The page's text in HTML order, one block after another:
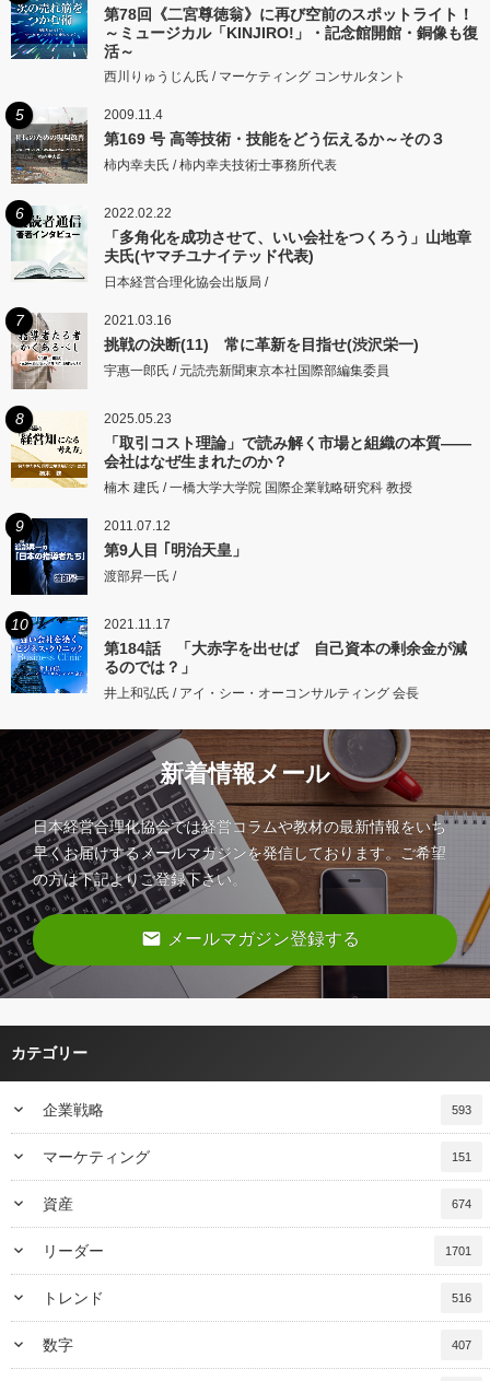
第78回《二宮尊徳翁》に再び空前のスポットライト！
～ミュージカル「KINJIRO!」・記念館開館・銅像も復
活～
西川りゅうじん氏 / マーケティング コンサルタント
5 2009.11.4
第169 号 高等技術・技能をどう伝えるか～その３
柿内幸夫氏 / 柿内幸夫技術士事務所代表
6 2022.02.22
「多角化を成功させて、いい会社をつくろう」山地章
夫氏(ヤマチユナイテッド代表)
日本経営合理化協会出版局 /
7 2021.03.16
挑戦の決断(11) 常に革新を目指せ(渋沢栄一)
宇惠一郎氏 / 元読売新聞東京本社国際部編集委員
8 2025.05.23
「取引コスト理論」で読み解く市場と組織の本質――
会社はなぜ生まれたのか？
楠木 建氏 / 一橋大学大学院 国際企業戦略研究科 教授
9 2011.07.12
第9人目 ｢明治天皇」
渡部昇一氏 /
10 2021.11.17
第184話 「大赤字を出せば 自己資本の剰余金が減
るのでは？」
井上和弘氏 / アイ・シー・オーコンサルティング 会長
新着情報メール
日本経営合理化協会では経営コラムや教材の最新情報をいち
早くお届けするメールマガジンを発信しております。ご希望
の方は下記よりご登録下さい。
email メールマガジン登録する
カテゴリー
keyboard_arrow_down 企業戦略 593
keyboard_arrow_down マーケティング 151
keyboard_arrow_down 資産 674
keyboard_arrow_down リーダー 1701
keyboard_arrow_down トレンド 516
keyboard_arrow_down 数字 407